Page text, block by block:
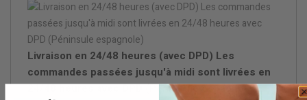
Livraison en 24/48 heures (avec DPD) Les
commandes passées jusqu'à midi sont livrées en
24/48 heures avec DPD (Péninsule espagnole)